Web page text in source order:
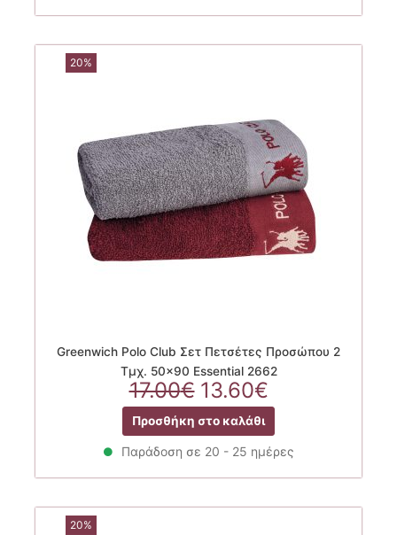
20%
Greenwich Polo Club Σετ Πετσέτες Προσώπου 2
Τμχ. 50×90 Essential 2662
17.00€ Original
price
was:
17.00€.
13.60€Η
τρέχουσα
τιμή
είναι:
13.60€.
Προσθήκη στο καλάθι
Παράδοση σε 20 - 25 ημέρες
20%